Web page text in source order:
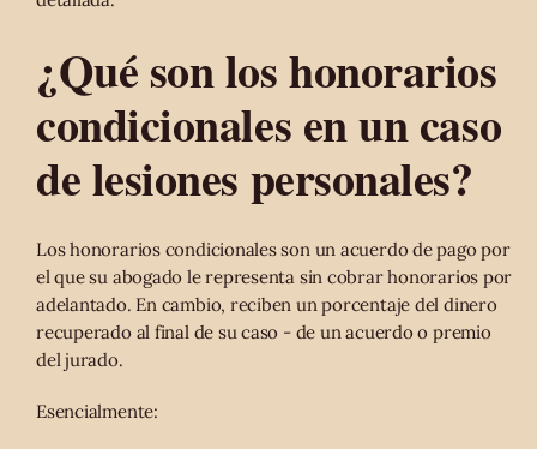
¿Qué son los honorarios
condicionales en un caso
de lesiones personales?
Los honorarios condicionales son un acuerdo de pago por
el que su abogado le representa sin cobrar honorarios por
adelantado. En cambio, reciben un porcentaje del dinero
recuperado al final de su caso - de un acuerdo o premio
del jurado.
Esencialmente: